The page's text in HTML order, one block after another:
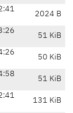
2024 B
51 KiB
50 KiB
51 KiB
131 KiB